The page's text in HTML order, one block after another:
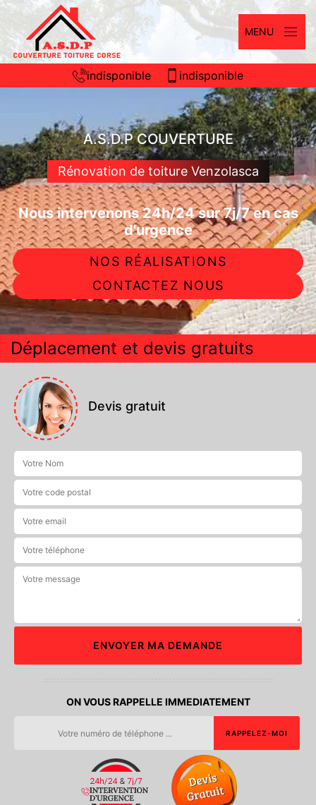
MENU
indisponible indisponible
A.S.D.P COUVERTURE
Rénovation de toiture Venzolasca
Nous intervenons 24h/24 sur 7j/7 en cas
d'urgence
NOS RÉALISATIONS
CONTACTEZ NOUS
Déplacement et devis gratuits
Devis gratuit
ON VOUS RAPPELLE IMMEDIATEMENT